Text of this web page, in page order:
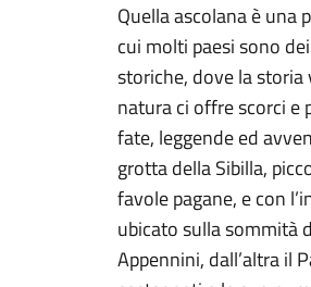
Quella ascolana è una
cui molti paesi sono
storiche, dove la storia
natura ci offre scorci e
fate, leggende ed
grotta della Sibilla,
favole pagane, e con
ubicato sulla sommità
Appennini, dall’altra il